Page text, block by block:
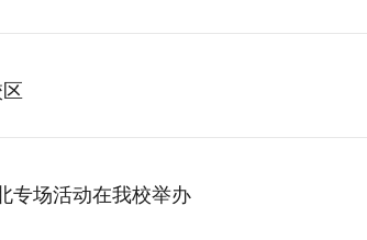
专场活动在我校举办